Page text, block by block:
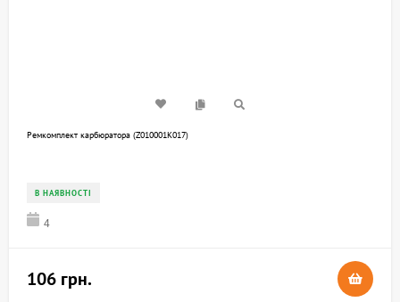
Ремкомплект карбюратора (Z010001K017)
В НАЯВНОСТІ
4
106 грн.